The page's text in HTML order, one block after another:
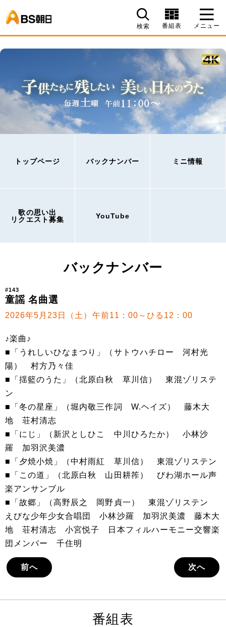
検索 番組表 メニュー
トップページ バックナンバー ミニ情報
歌の思い出
リクエスト募集
YouTube
バックナンバー
#143
童謡 名曲選
2026年5月23日（土）午前11：00～ひる12：00
♪楽曲♪
■「うれしいひなまつり」（サトウハチロー 河村光
陽） 村方乃々佳
■「揺籃のうた」（北原白秋 草川信） 東混ゾリステ
ン
■「冬の星座」（堀内敬三作詞 W.ヘイズ） 藤木大
地 荘村清志
■「にじ」（新沢としひこ 中川ひろたか） 小林沙
羅 加羽沢美濃
■「夕焼小焼」（中村雨紅 草川信） 東混ゾリステン
■「この道」（北原白秋 山田耕筰） びわ湖ホール声
楽アンサンブル
■「故郷」（高野辰之 岡野貞一） 東混ゾリステン
えびな少年少女合唱団 小林沙羅 加羽沢美濃 藤木大
地 荘村清志 小宮悦子 日本フィルハーモニー交響楽
団メンバー 千住明
前へ 次へ
番組表